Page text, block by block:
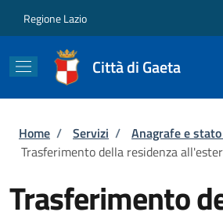
Regione Lazio
Città di Gaeta
Briciole di pane
Home / Servizi / Anagrafe e
Trasferimento della residenza
Trasferimento